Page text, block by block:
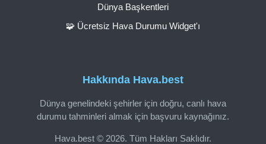
Hakkında Hava.best
Dünya genelindeki şehirler için doğru, canlı hava
durumu tahminleri almak için başvuru kaynağınız.
Hava.best © 2026. Tüm Hakları Saklıdır.
Dünya Başkentleri
🧩 Ücretsiz Hava Durumu Widget'ı